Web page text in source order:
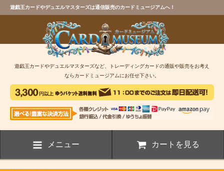
遊戯王カードやデュエルマスターズは通信販売のカードミュージアムへ！
遊戯王カードやデュエルマスターズなど、トレーディングカードの通販や販売をお考え
ならカードミュージアムにお任せ下さい。
メニュー カートを見る